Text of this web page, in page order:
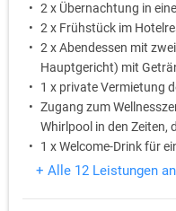
2 x Übernachtung in
2 x Frühstück im
2 x Abendessen mit
Hauptgericht) mit
1 x private Vermietung
Zugang zum
Whirlpool in den Zeiten,
1 x Welcome-Drink für
Aufenthaltes
+ Alle 12 Leistungen